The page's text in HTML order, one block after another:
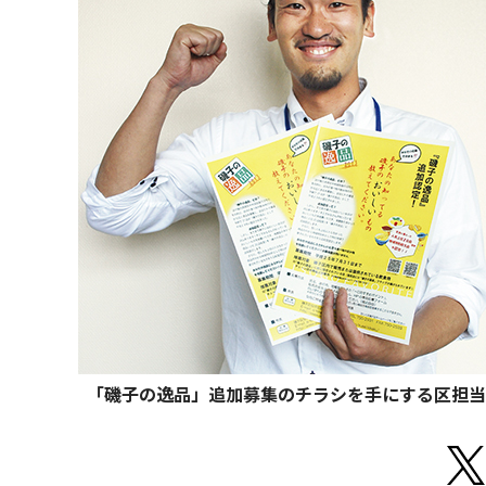
「磯子の逸品」追加募集のチラシを手にする区担